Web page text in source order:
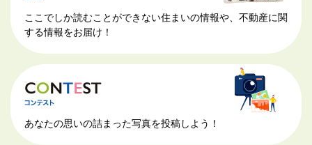
ここでしか読むことができない住まいの情報や、不動産に関
する情報をお届け！
あなたの思いの詰まった写真を投稿しよう！